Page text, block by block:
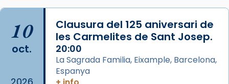
📸 Dr. G. Simón
Photo
View on Facebook Share
Arquebisbat de Barcelona
2 weeks ago
10
oct.
Clausura del 125 aniversari de
les Carmelites de Sant Josep.
20:00
La Sagrada Familia, Eixample, Barcelona,
Espanya